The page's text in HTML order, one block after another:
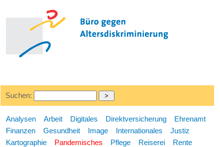
Suchen:
Analysen Arbeit Digitales Direktversicherung
Ehrenamt
Finanzen
Gesundheit Image Internationales
Justiz
Kartographie
Pandemisches Pflege Reiserei
Rente